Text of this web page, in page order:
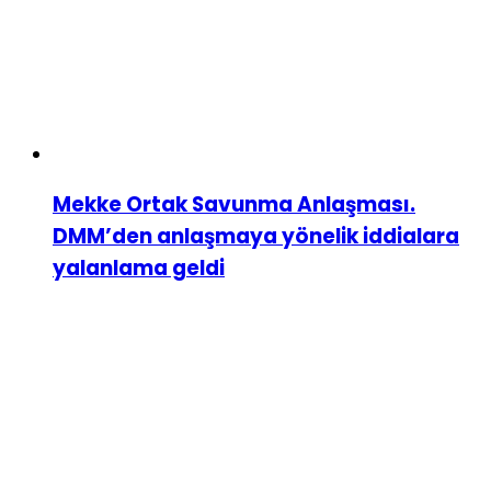
Mekke Ortak Savunma Anlaşması.
DMM’den anlaşmaya yönelik iddialara
yalanlama geldi